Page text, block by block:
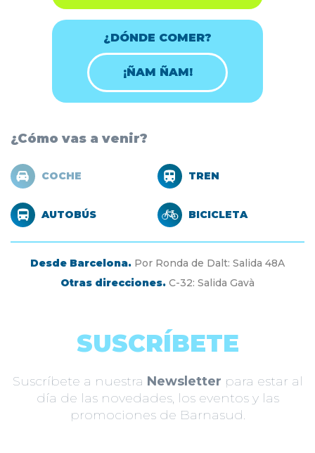
¿DÓNDE COMER?
¡ÑAM ÑAM!
¿Cómo vas a venir?
COCHE TREN
AUTOBÚS BICICLETA
Desde Barcelona. Por Ronda de Dalt: Salida 48A
Otras direcciones. C-32: Salida Gavà
SUSCRÍBETE
Suscríbete a nuestra Newsletter para estar al
día de las novedades, los eventos y las
promociones de Barnasud.